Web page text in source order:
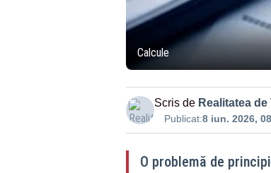
Calcule
Scris de Realitatea
Publicat:8 iun. 2026,
O problemă de